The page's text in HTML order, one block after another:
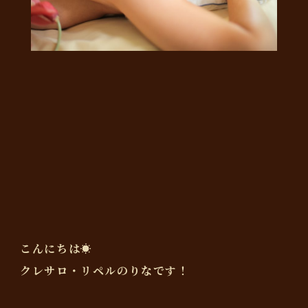
こんにちは☀️
クレサロ・リペルのりなです！